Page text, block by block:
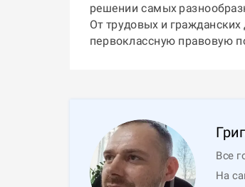
решении самых
От трудовых и
первоклассную правовую
Все
На